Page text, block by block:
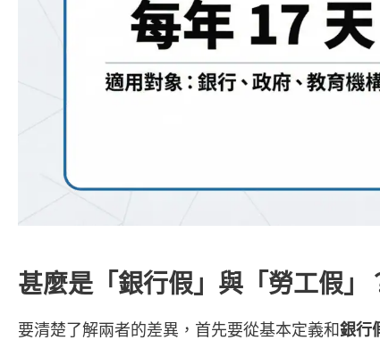
甚麼是「銀行假」與「勞工假」
要清楚了解兩者的差異，首先要從基本定義和銀行